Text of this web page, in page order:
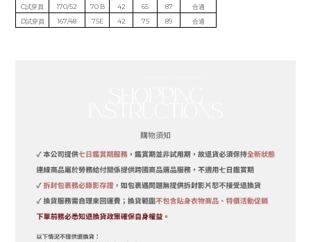
C試穿員
170/52 70 B 42 65 87
合適
D試穿員
167/48 75E 42 75 89 合適